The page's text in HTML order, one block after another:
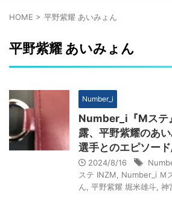
HOME > 平野紫耀 あいみょん
平野紫耀 あいみょん
Number_i
Number_i『Mステ
露、平野紫耀のあ
選手とのエピソー
2024/8/16
ステ INZM
Number_i Ｍ
ん 平野紫耀 堀米雄斗 神